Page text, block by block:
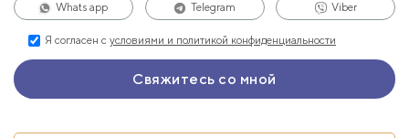
Whats app Telegram Viber
Я согласен с условиями и политикой конфиденциальности